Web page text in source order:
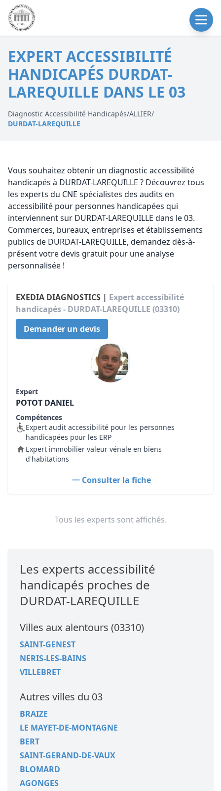
EXPERT ACCESSIBILITÉ
HANDICAPÉS DURDAT-
LAREQUILLE DANS LE 03
Diagnostic Accessibilité Handicapés/ALLIER/
DURDAT-LAREQUILLE
Vous souhaitez obtenir un diagnostic accessibilité
handicapés à DURDAT-LAREQUILLE ? Découvrez tous
les experts du CNE spécialistes des audits en
accessibilité pour personnes handicapées qui
interviennent sur DURDAT-LAREQUILLE dans le 03.
Commerces, bureaux, entreprises et établissements
publics de DURDAT-LAREQUILLE, demandez dès-à-
présent votre devis gratuit pour une analyse
personnalisée !
EXEDIA DIAGNOSTICS | Expert accessibilité
handicapés - DURDAT-LAREQUILLE (03310)
Demander un devis
Expert
POTOT DANIEL
Compétences
Expert audit accessibilité pour les personnes
handicapées pour les ERP
Expert immobilier valeur vénale en biens
d'habitations
Consulter la fiche
Tous les experts sont affichés.
Les experts accessibilité
handicapés proches de
DURDAT-LAREQUILLE
Villes aux alentours (03310)
SAINT-GENEST
NERIS-LES-BAINS
VILLEBRET
Autres villes du 03
BRAIZE
LE MAYET-DE-MONTAGNE
BERT
SAINT-GERAND-DE-VAUX
BLOMARD
AGONGES